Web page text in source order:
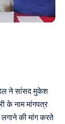
ने सांसद मुकेश
के नाम मांगपत्र
की मांग करते